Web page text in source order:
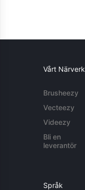
Vårt Närverk
Brusheezy
Vecteezy
Videezy
Bli en
leverantör
Språk